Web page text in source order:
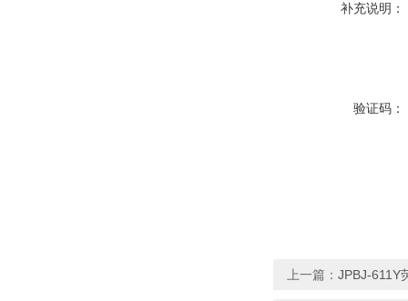
补充说明：
验证码：
上一篇： JPBJ-611Y